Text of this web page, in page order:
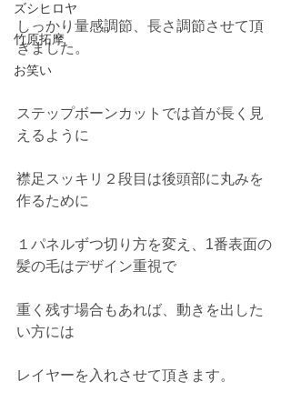
ズシヒロヤ
竹原拓摩
お笑い
しっかり量感調節、長さ調節させて頂
きました。
ステップボーンカットでは首が長く見
えるように
襟足スッキリ２段目は後頭部に丸みを
作るために
１パネルずつ切り方を変え、1番表面の
髪の毛はデザイン重視で
重く残す場合もあれば、動きを出した
い方には
レイヤーを入れさせて頂きます。